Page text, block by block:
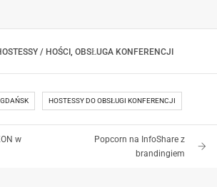
KOBIET
/ HOŚCI, OBSŁUGA KONFERENCJI
HOSTESSY DO OBSŁUGI KONFERENCJI
w
Popcorn na InfoShare z
brandingiem